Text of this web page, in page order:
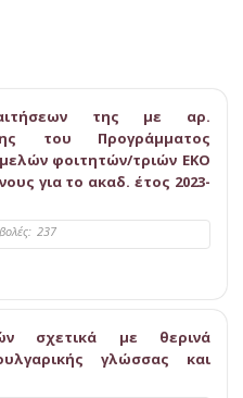
της με αρ.
του Προγράμματος
φοιτητών/τριών ΕΚΟ
για το ακαδ. έτος 2023-
237
σχετικά με θερινά
γλώσσας και